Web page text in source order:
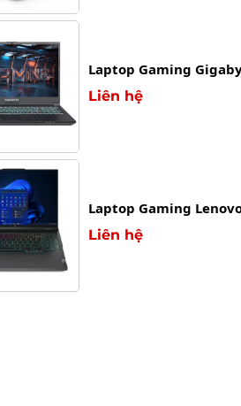
Laptop Gaming
Liên hệ
Laptop Gaming
Liên hệ